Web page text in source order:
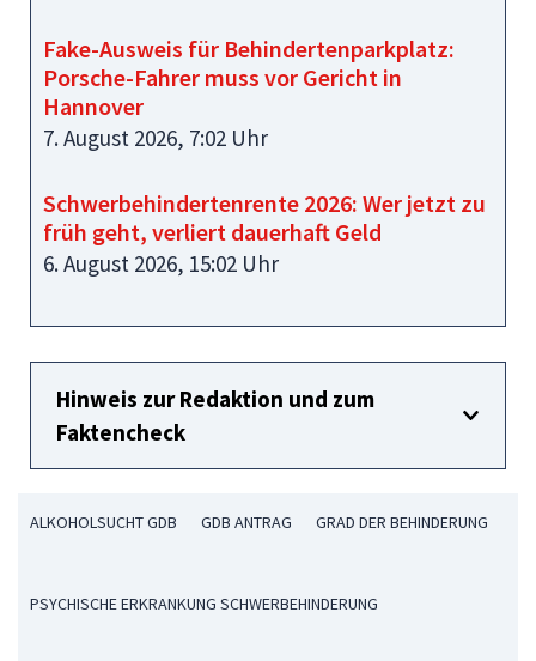
Fake-Ausweis für Behindertenparkplatz:
Porsche-Fahrer muss vor Gericht in
Hannover
7. August 2026, 7:02 Uhr
Schwerbehindertenrente 2026: Wer jetzt zu
früh geht, verliert dauerhaft Geld
6. August 2026, 15:02 Uhr
Hinweis zur Redaktion und zum
Faktencheck
ALKOHOLSUCHT GDB GDB ANTRAG GRAD DER BEHINDERUNG
PSYCHISCHE ERKRANKUNG SCHWERBEHINDERUNG